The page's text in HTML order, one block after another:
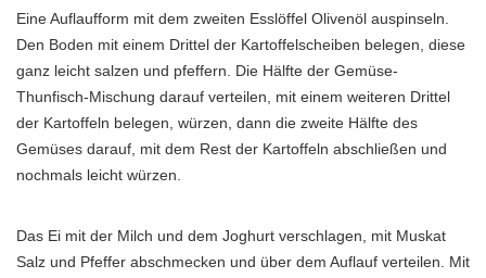
Eine Auflaufform mit dem zweiten Esslöffel Olivenöl auspinseln.
Den Boden mit einem Drittel der Kartoffelscheiben belegen, diese
ganz leicht salzen und pfeffern. Die Hälfte der Gemüse-
Thunfisch-Mischung darauf verteilen, mit einem weiteren Drittel
der Kartoffeln belegen, würzen, dann die zweite Hälfte des
Gemüses darauf, mit dem Rest der Kartoffeln abschließen und
nochmals leicht würzen.
Das Ei mit der Milch und dem Joghurt verschlagen, mit Muskat
Salz und Pfeffer abschmecken und über dem Auflauf verteilen. Mit